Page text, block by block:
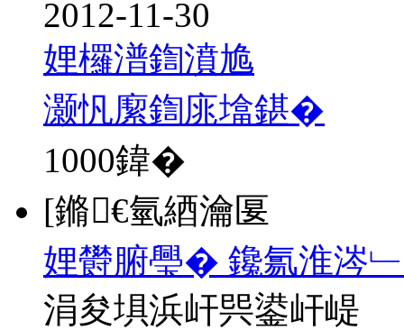
2012-11-30
娌欏潽鍧濆尯
灏忛緳鍧庣墖鍖�
1000鍏�
[鏅€氫綇瀹匽
娌欎腑璺� 鑱氱淮涔
涓夋埧浜屽巺鍙屽崼